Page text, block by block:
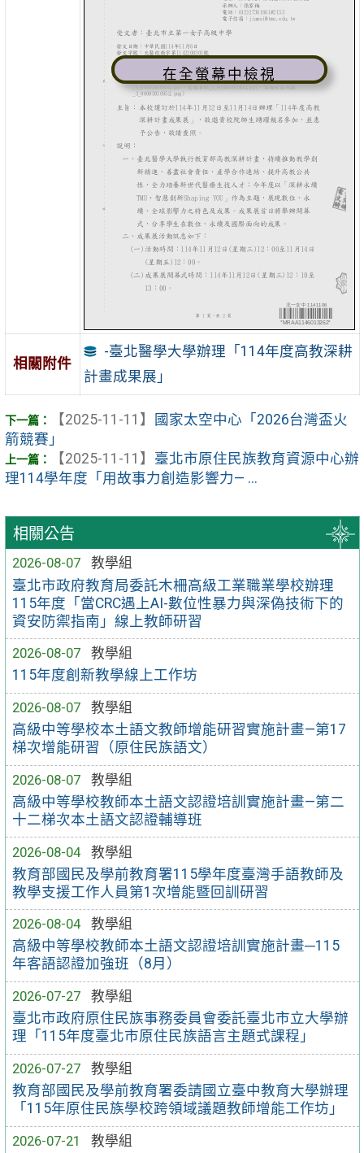
相關公告
2026-08-07
教學組
臺北市政府教育局委託木柵高級工業職業學校辦理
115年度「當CRC遇上AI-數位性暴力與深偽技術下的
資安防禦指南」線上教師研習
2026-08-07
教學組
115年度創新教學線上工作坊
2026-08-07
教學組
高級中等學校本土語文教師增能研習實施計畫—第17
梯次增能研習（原住民族語文）
2026-08-07
教學組
高級中等學校教師本土語文認證培訓實施計畫—第二
十二梯次本土語文認證輔導班
2026-08-04
教學組
教育部國民及學前教育署115學年度臺灣手語教師及
教學支援工作人員第1次增能暨回訓研習
2026-08-04
教學組
高級中等學校教師本土語文認證培訓實施計畫─115
年客語認證加強班（8月）
2026-07-27
教學組
臺北市政府原住民族事務委員會委託臺北市立大學辦
理「115年度臺北市原住民族語言主題式課程」
2026-07-27
教學組
教育部國民及學前教育署委請國立臺中教育大學辦理
「115年原住民族學校跨領域議題教師增能工作坊」
2026-07-21
教學組
在全螢幕中檢視
相關附件
-臺北醫學大學辦理「114年度高教深耕
計畫成果展」
【2025-11-11】
國家太空中心「2026台灣盃火
箭競賽」
【2025-11-11】 臺北市原住民族教育資源中心辦
理114學年度「用故事力創造影響力— ...